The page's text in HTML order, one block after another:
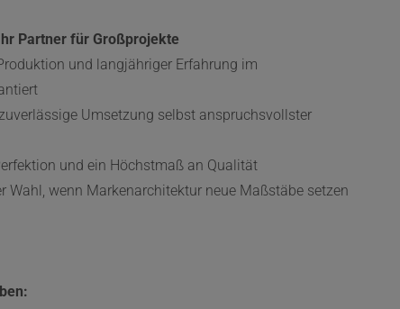
Partner für Großprojekte
und langjähriger Erfahrung im
zuverlässige Umsetzung selbst anspruchsvollster
und ein Höchstmaß an Qualität
Wahl, wenn Markenarchitektur neue Maßstäbe setzen